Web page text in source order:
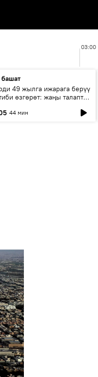
03:00
башат
49 жылга ижарага берүү
өзгөрөт: жаңы талаптар
44 мин